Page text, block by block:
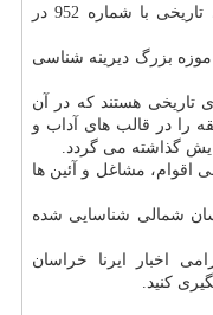
سده 13 را به تماشا می گذارد. این بنای تاریخی با شماره 952 در
بزرگ دیرینه شناسی
هستند كه در آن
را در قالب های آداب و
گذاشته می گردد.
مشاغل و آئین ها
در خراسان شمالی شناسایی شده
اخبار ایرنا خراسان